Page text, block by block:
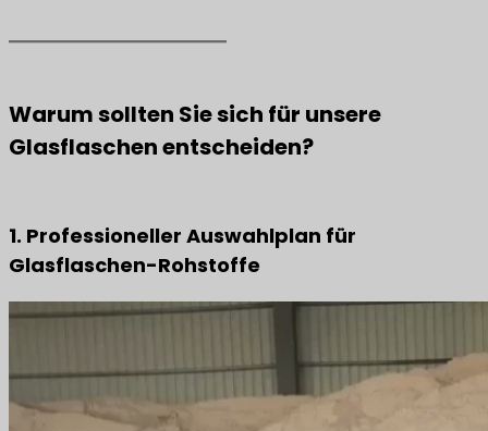
Warum sollten Sie sich für unsere
Glasflaschen entscheiden?
1. Professioneller Auswahlplan für
Glasflaschen-Rohstoffe